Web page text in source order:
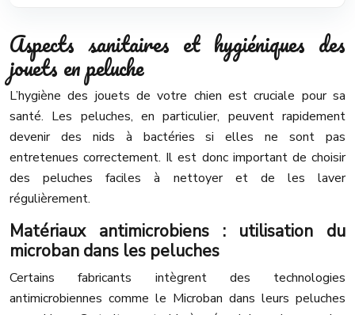
Aspects sanitaires et hygiéniques des
jouets en peluche
L’hygiène des jouets de votre chien est cruciale pour sa
santé. Les peluches, en particulier, peuvent rapidement
devenir des nids à bactéries si elles ne sont pas
entretenues correctement. Il est donc important de choisir
des peluches faciles à nettoyer et de les laver
régulièrement.
Matériaux antimicrobiens : utilisation du
microban dans les peluches
Certains fabricants intègrent des technologies
antimicrobiennes comme le Microban dans leurs peluches